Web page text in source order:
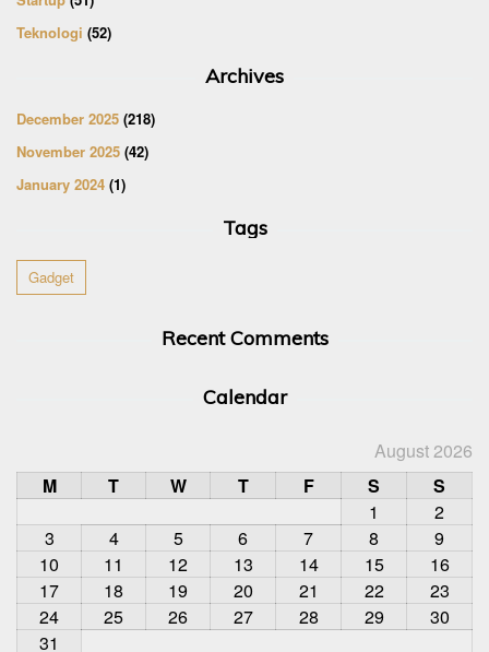
Teknologi (52)
Archives
December 2025 (218)
November 2025 (42)
January 2024 (1)
Tags
Gadget
Recent Comments
Calendar
August 2026
M
T W T F S
S
1
2
3
4 5 6 7 8
9
10
11 12 13 14 15
16
17
18 19 20 21 22
23
24
25 26 27 28 29
30
31